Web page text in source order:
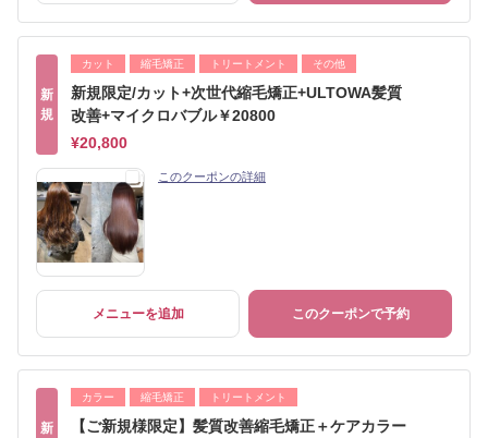
新
規
カット 縮毛矯正 トリートメント その他
新規限定/カット+次世代縮毛矯正+ULTOWA髪質
改善+マイクロバブル￥20800
¥20,800
このクーポンの詳細
メニューを追加 このクーポンで予約
新
カラー 縮毛矯正 トリートメント
【ご新規様限定】髪質改善縮毛矯正＋ケアカラー